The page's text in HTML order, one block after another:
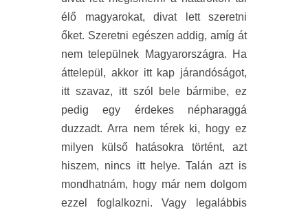
élő magyarokat, divat lett szeretni
őket. Szeretni egészen addig, amíg át
nem települnek Magyarországra. Ha
áttelepül, akkor itt kap járandóságot,
itt szavaz, itt szól bele bármibe, ez
pedig egy érdekes népharaggá
duzzadt. Arra nem térek ki, hogy ez
milyen külső hatásokra történt, azt
hiszem, nincs itt helye. Talán azt is
mondhatnám, hogy már nem dolgom
ezzel foglalkozni. Vagy legalábbis